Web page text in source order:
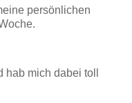
persönlichen
mich dabei toll